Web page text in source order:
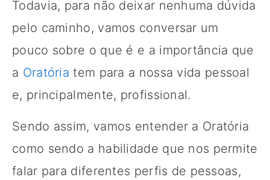
Todavia, para não deixar nenhuma dúvida
pelo caminho, vamos conversar um
pouco sobre o que é e a importância que
a Oratória tem para a nossa vida pessoal
e, principalmente, profissional.
Sendo assim, vamos entender a Oratória
como sendo a habilidade que nos permite
falar para diferentes perfis de pessoas,